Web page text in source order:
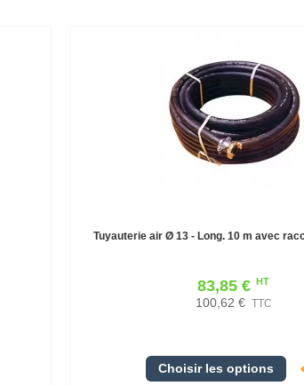
Tuyauterie air Ø 13 - Long. 10 m avec
83,85 € HT
100,62 € TTC
Choisir les options